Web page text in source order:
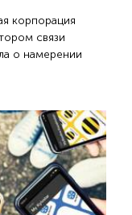
корпорация
связи
о намерении